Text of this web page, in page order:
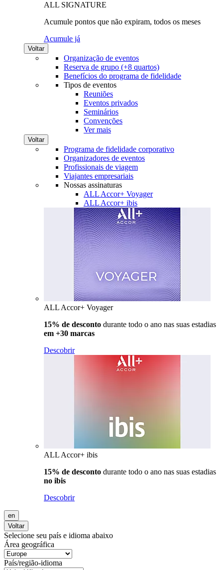
ALL SIGNATURE
Acumule pontos que não expiram, todos os meses
Acumule já
Voltar
Organização de eventos
Reserva de grupo (+8 quartos)
Benefícios do programa de fidelidade
Tipos de eventos
Reuniões
Eventos privados
Seminários
Convenções
Ver mais
Voltar
Programa de fidelidade corporativo
Organizadores de eventos
Profissionais de viagem
Viajantes empresariais
Nossas assinaturas
ALL Accor+ Voyager
ALL Accor+ ibis
ALL Accor+ Voyager
15% de desconto durante todo o ano nas suas estadias
em +30 marcas
Descobrir
ALL Accor+ ibis
15% de desconto durante todo o ano nas suas estadias
no ibis
Descobrir
en
Voltar
Selecione seu país e idioma abaixo
Área geográfica
País/região-idioma